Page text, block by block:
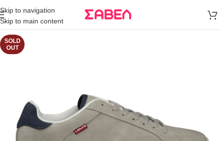
Skip to navigation
Skip to main content
άνω των 80€
Παραγγελία
SOLD
OUT